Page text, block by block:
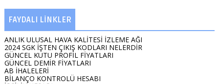
FAYDALI LİNKLER
ANLIK ULUSAL HAVA KALİTESİ İZLEME AĞI
2024 SGK İŞTEN ÇIKIŞ KODLARI NELERDİR
GÜNCEL KUTU PROFİL FİYATLARI
GÜNCEL DEMİR FİYATLARI
AB İHALELERİ
BİLANÇO KONTROLÜ HESABI